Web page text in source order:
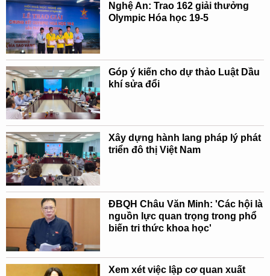
Nghệ An: Trao 162 giải thưởng
Olympic Hóa học 19-5
Góp ý kiến cho dự thảo Luật Dầu
khí sửa đổi
Xây dựng hành lang pháp lý phát
triển đô thị Việt Nam
ĐBQH Châu Văn Minh: 'Các hội là
nguồn lực quan trọng trong phổ
biến tri thức khoa học'
Xem xét việc lập cơ quan xuất